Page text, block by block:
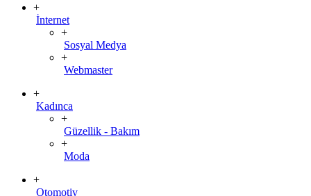
+
İnternet
+
Sosyal Medya
+
Webmaster
+
Kadınca
+
Güzellik - Bakım
+
Moda
+
Otomotiv